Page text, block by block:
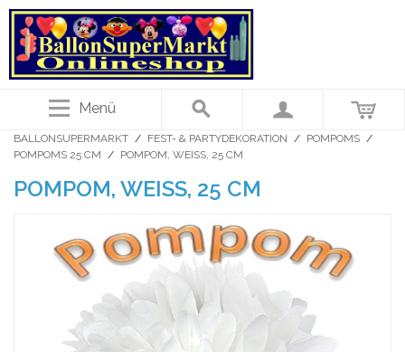
Menü
BALLONSUPERMARKT / FEST- & PARTYDEKORATION / POMPOMS /
POMPOMS 25 CM / POMPOM, WEISS, 25 CM
POMPOM, WEISS, 25 CM